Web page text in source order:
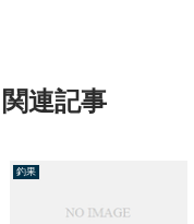
関連記事
釣果